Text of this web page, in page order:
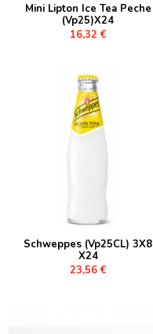
Mini Lipton Ice Tea Peche
(Vp25)X24
16,32 €
Schweppes (Vp25CL) 3X8
X24
23,56 €